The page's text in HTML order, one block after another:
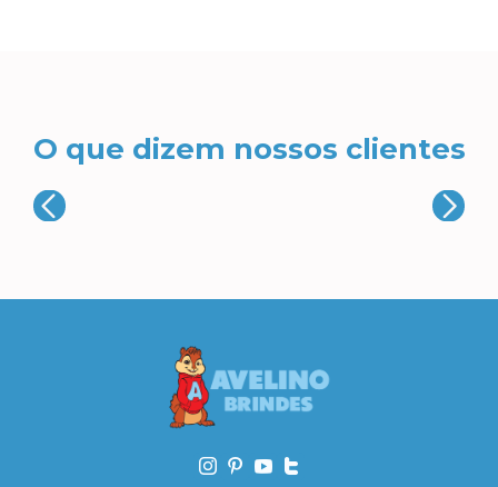
O que dizem nossos clientes